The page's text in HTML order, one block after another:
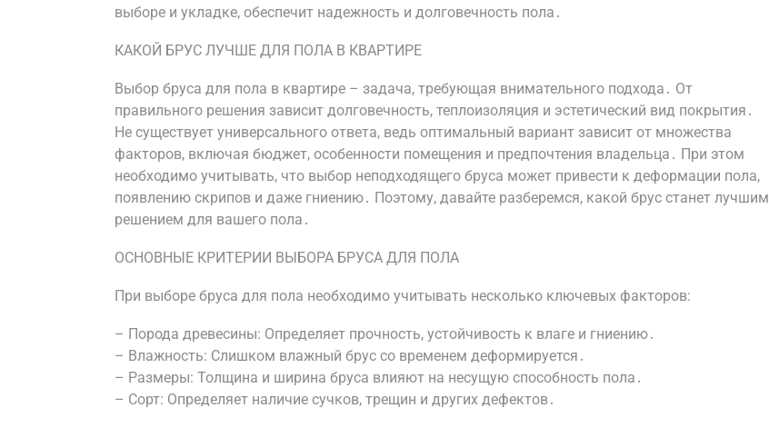
выборе и укладке, обеспечит надежность и долговечность пола․
КАКОЙ БРУС ЛУЧШЕ ДЛЯ ПОЛА В КВАРТИРЕ
Выбор бруса для пола в квартире – задача, требующая внимательного подхода․ От
правильного решения зависит долговечность, теплоизоляция и эстетический вид покрытия․
Не существует универсального ответа, ведь оптимальный вариант зависит от множества
факторов, включая бюджет, особенности помещения и предпочтения владельца․ При этом
необходимо учитывать, что выбор неподходящего бруса может привести к деформации пола,
появлению скрипов и даже гниению․ Поэтому, давайте разберемся, какой брус станет лучшим
решением для вашего пола․
ОСНОВНЫЕ КРИТЕРИИ ВЫБОРА БРУСА ДЛЯ ПОЛА
При выборе бруса для пола необходимо учитывать несколько ключевых факторов:
– Порода древесины: Определяет прочность, устойчивость к влаге и гниению․
– Влажность: Слишком влажный брус со временем деформируется․
– Размеры: Толщина и ширина бруса влияют на несущую способность пола․
– Сорт: Определяет наличие сучков, трещин и других дефектов․